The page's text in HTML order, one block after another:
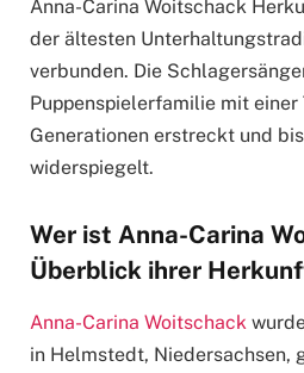
Anna-Carina Woitschack
der ältesten
verbunden. Die
Puppenspielerfamilie mit
Generationen erstreckt und
widerspiegelt.
Wer ist Anna-Carina
Überblick ihrer
Anna-Carina Woitschack
in Helmstedt, Niedersachsen,